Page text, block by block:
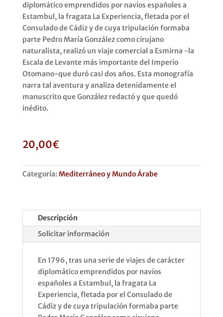
diplomático emprendidos por navíos españoles a
Estambul, la fragata La Experiencia, fletada por el
Consulado de Cádiz y de cuya tripulación formaba
parte Pedro María González como cirujano
naturalista, realizó un viaje comercial a Esmirna -la
Escala de Levante más importante del Imperio
Otomano-que duró casi dos años. Esta monografía
narra tal aventura y analiza detenidamente el
manuscrito que González redactó y que quedó
inédito.
20,00€
Categoría:Mediterráneo y Mundo Árabe
Descripción
Solicitar información
En 1796, tras una serie de viajes de carácter
diplomático emprendidos por navíos
españoles a Estambul, la fragata La
Experiencia, fletada por el Consulado de
Cádiz y de cuya tripulación formaba parte